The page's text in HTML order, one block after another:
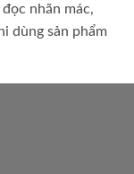
nhãn mác,
dùng sản phẩm